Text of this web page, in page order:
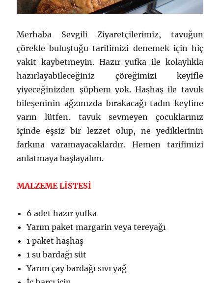
Merhaba Sevgili Ziyaretçilerimiz, tavuğun
çörekle buluştuğu tarifimizi denemek için hiç
vakit kaybetmeyin. Hazır yufka ile kolaylıkla
hazırlayabileceğiniz çöreğimizi keyifle
yiyeceğinizden şüphem yok. Haşhaş ile tavuk
bileşeninin ağzınızda bırakacağı tadın keyfine
varın lütfen. tavuk sevmeyen çocuklarınız
içinde eşsiz bir lezzet olup, ne yediklerinin
farkına varamayacaklardır. Hemen tarifimizi
anlatmaya başlayalım.
MALZEME LİSTESİ
6 adet hazır yufka
Yarım paket margarin veya tereyağı
1 paket haşhaş
1 su bardağı süt
Yarım çay bardağı sıvı yağ